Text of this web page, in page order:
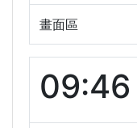
畫面區